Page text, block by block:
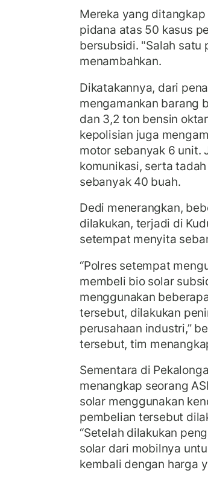
Mereka yang
pidana atas 50 kasus
bersubsidi. "Salah satu
menambahkan.
Dikatakannya, dari
mengamankan barang
dan 3,2 ton bensin
kepolisian juga
motor sebanyak 6 unit.
komunikasi, serta
sebanyak 40 buah.
Dedi menerangkan,
dilakukan, terjadi di
setempat menyita
“Polres setempat
membeli bio solar
menggunakan
tersebut, dilakukan
perusahaan industri,”
tersebut, tim
Sementara di
menangkap seorang
solar menggunakan
pembelian tersebut
“Setelah dilakukan
solar dari mobilnya
kembali dengan harga